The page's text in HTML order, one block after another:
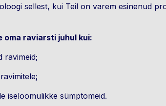
sellest, kui Teil on varem esinenud
oma raviarsti juhul kui:
ravimeid;
iseloomulikke sümptomeid.